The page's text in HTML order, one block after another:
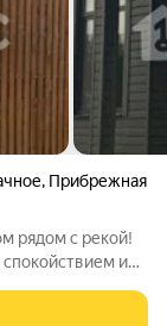
, Прибрежная
рядом с рекой!
и
дом идеально